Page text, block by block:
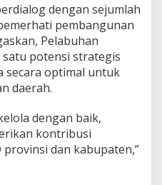
dengan sejumlah
pembangunan
Pelabuhan
potensi strategis
secara optimal untuk
daerah.
dengan baik,
kontribusi
dan kabupaten,”